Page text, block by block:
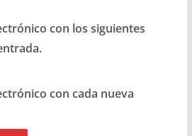
con los siguientes
con cada nueva